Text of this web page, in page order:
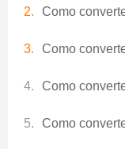
Como converter fitas
Como
Como converter
Como